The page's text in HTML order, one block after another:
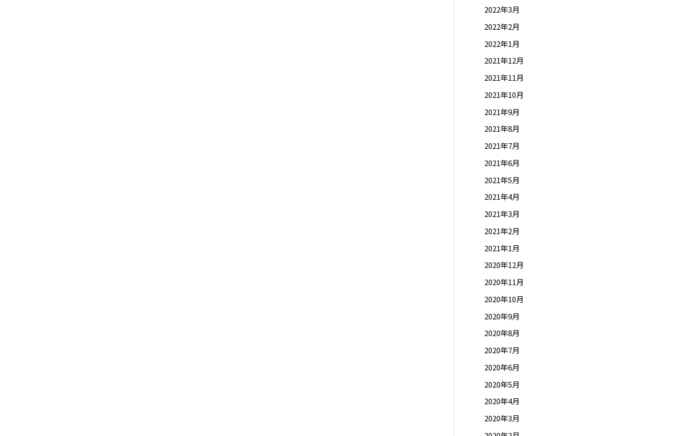
2022年3月
2022年2月
2022年1月
2021年12月
2021年11月
2021年10月
2021年9月
2021年8月
2021年7月
2021年6月
2021年5月
2021年4月
2021年3月
2021年2月
2021年1月
2020年12月
2020年11月
2020年10月
2020年9月
2020年8月
2020年7月
2020年6月
2020年5月
2020年4月
2020年3月